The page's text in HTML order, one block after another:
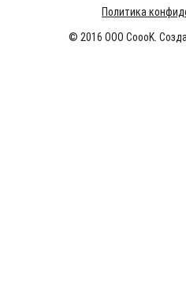
Политика
© 2016 ООО CoooK.